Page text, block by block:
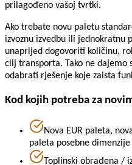
prilagođeno vašoj tvrtki.
Ako trebate novu paletu
izvoznu izvedbu ili jednokratnu
unaprijed dogovoriti količinu,
cilj transporta. Tako ne dajemo
odabrati rješenje koje zaista
Kod kojih potreba za
Nova EUR paleta,
paleta posebne dimenzije
Toplinski obrađena /